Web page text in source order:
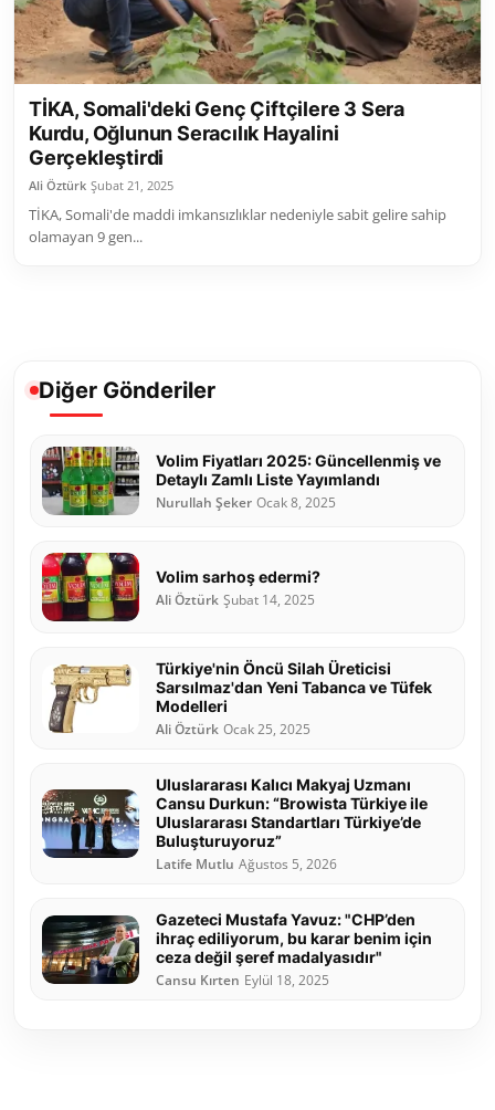
Kamu Kurumları ve Üst Kurullar
Resmi Reklamlar
TİKA, Somali'deki Genç Çiftçilere 3 Sera
Kurdu, Oğlunun Seracılık Hayalini
Gerçekleştirdi
Ali Öztürk Şubat 21, 2025
TİKA, Somali'de maddi imkansızlıklar nedeniyle sabit gelire sahip
olamayan 9 gen...
Diğer Gönderiler
Volim Fiyatları 2025: Güncellenmiş ve
Detaylı Zamlı Liste Yayımlandı
Nurullah Şeker Ocak 8, 2025
Volim sarhoş edermi?
Ali Öztürk Şubat 14, 2025
Türkiye'nin Öncü Silah Üreticisi
Sarsılmaz'dan Yeni Tabanca ve Tüfek
Modelleri
Ali Öztürk Ocak 25, 2025
Uluslararası Kalıcı Makyaj Uzmanı
Cansu Durkun: “Browista Türkiye ile
Uluslararası Standartları Türkiye’de
Buluşturuyoruz”
Latife Mutlu Ağustos 5, 2026
Gazeteci Mustafa Yavuz: "CHP’den
ihraç ediliyorum, bu karar benim için
ceza değil şeref madalyasıdır"
Cansu Kırten Eylül 18, 2025